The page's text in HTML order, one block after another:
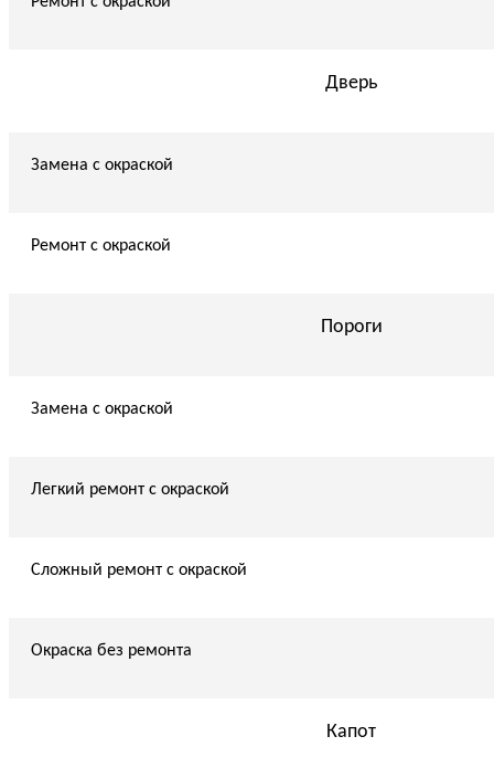
Дверь
Замена с окраской
Ремонт с окраской
Пороги
Замена с окраской
Легкий ремонт с окраской
Сложный ремонт с окраской
Окраска без ремонта
Капот